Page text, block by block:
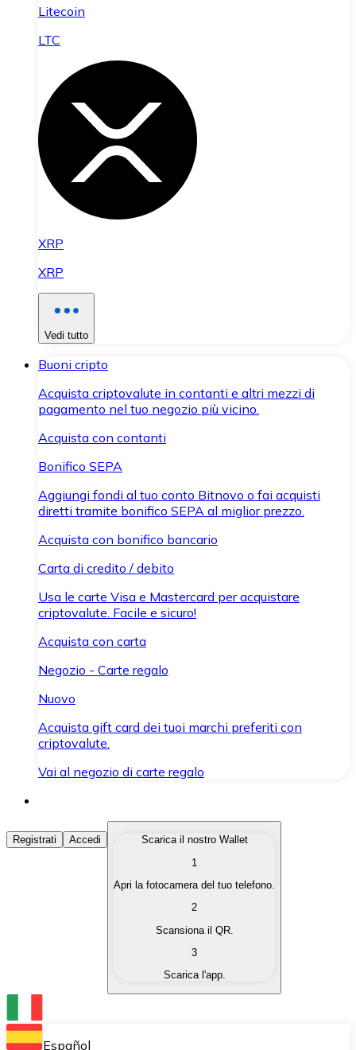
Litecoin
LTC
XRP
XRP
Vedi tutto
Buoni cripto
Acquista criptovalute in contanti e altri mezzi di
pagamento nel tuo negozio più vicino.
Acquista con contanti
Bonifico SEPA
Aggiungi fondi al tuo conto Bitnovo o fai acquisti
diretti tramite bonifico SEPA al miglior prezzo.
Acquista con bonifico bancario
Carta di credito / debito
Usa le carte Visa e Mastercard per acquistare
criptovalute. Facile e sicuro!
Acquista con carta
Negozio - Carte regalo
Nuovo
Acquista gift card dei tuoi marchi preferiti con
criptovalute.
Vai al negozio di carte regalo
Acquista Criptovalute
Acquista le criptovalute che ti interessano in modo
Converti le tue criptovalute in valuta fiat quando ne
Scambia una criptovaluta con un'altra
Conserva le tue cripto in un Wallet self-custodial.
Registrati Accedi
Scarica il nostro Wallet
1
Apri la fotocamera del tuo telefono.
2
Scansiona il QR.
3
Scarica l'app.
Español